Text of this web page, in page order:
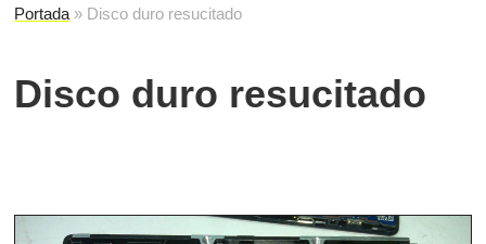
Portada » Disco duro resucitado
Disco duro resucitado